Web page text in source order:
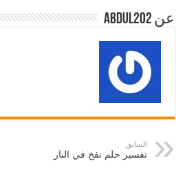
عن abdul202
السابق
تفسير حلم نفخ في النار